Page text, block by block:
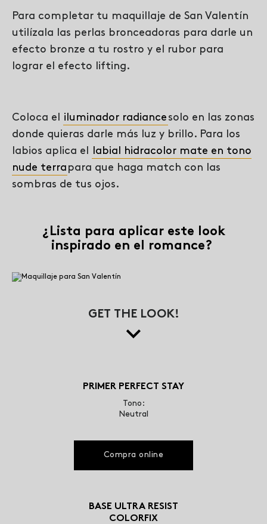
Para completar tu maquillaje de San Valentín
utilízala las perlas bronceadoras para darle un
efecto bronze a tu rostro y el rubor para
lograr el efecto lifting.
Coloca el iluminador radiance solo en las zonas
donde quieras darle más luz y brillo. Para los
labios aplica el labial hidracolor mate en tono
nude terra para que haga match con las
sombras de tus ojos.
¿Lista para aplicar este look
inspirado en el romance?
GET THE LOOK!
PRIMER PERFECT STAY
Tono:
Neutral
Compra online
BASE ULTRA RESIST
COLORFIX